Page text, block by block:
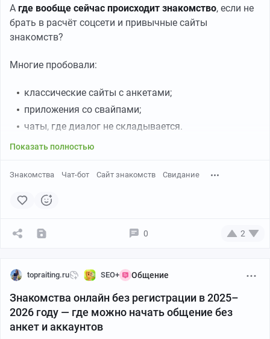
А где вообще сейчас происходит знакомство, если не
брать в расчёт соцсети и привычные сайты
знакомств?
Многие пробовали:
классические сайты с анкетами;
приложения со свайпами;
чаты, где диалог не складывается.
Показать полностью
Знакомства Чат-бот Сайт знакомств Свидание
0 2
topraiting.ru SEO+ Общение
Знакомства онлайн без регистрации в 2025–
2026 году — где можно начать общение без
анкет и аккаунтов